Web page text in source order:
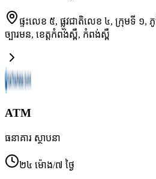
ផ្ទះលេខ ៥, ផ្លូវជាតិលេខ ៤, ក្រុមទី ១, ភូ
ច្បារមន, ខេត្តកំពង់ស្ពឺ, កំពង់ស្ពឺ
ATM
ធនាគារ ស្ថាបនា
២៤ ម៉ោង/៧ ថ្ងៃ